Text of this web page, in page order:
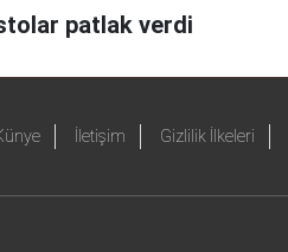
patlak verdi
İletişim Gizlilik İlkeleri